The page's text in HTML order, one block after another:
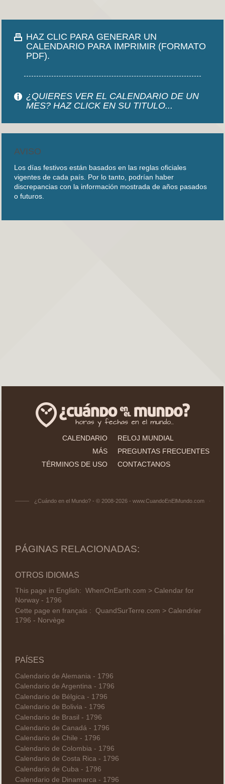
HAZ CLIC PARA GENERAR UN
CALENDARIO PARA IMPRIMIR (FORMATO
PDF).
¿QUIERES VER EL CALENDARIO DE UN
MES? HAZ CLICK EN SU TITULO...
AVISO
Los días festivos están basados en las reglas oficiales
vigentes de cada país. Por lo tanto, podrían haber
discrepancias con la información mostrada de años pasados
o futuros.
CALENDARIO
RELOJ MUNDIAL
MÁS
PREGUNTAS FRECUENTES
TÉRMINOS DE USO
CONTACTANOS
¿Cuándo en el Mundo? - © 2008-2026 - www.CuandoEnElMundo.com
PÁGINAS RELACIONADAS:
OTROS IDIOMAS
This page in English: WhenOnEarth.com > Calendar for
Norway - 1796
Cette page en français : QuandSurTerre.com > Calendrier
1796 - Norvège
PAÍSES
Calendario de Alemania - 1796
Calendario de Argentina - 1796
Calendario de Bélgica - 1796
Calendario de Bolivia - 1796
Calendario de Brasil - 1796
Calendario de Canadá - 1796
Calendario de Chile - 1796
Calendario de Colombia - 1796
Calendario de Costa Rica - 1796
Calendario de Cuba - 1796
Calendario de Dinamarca - 1796